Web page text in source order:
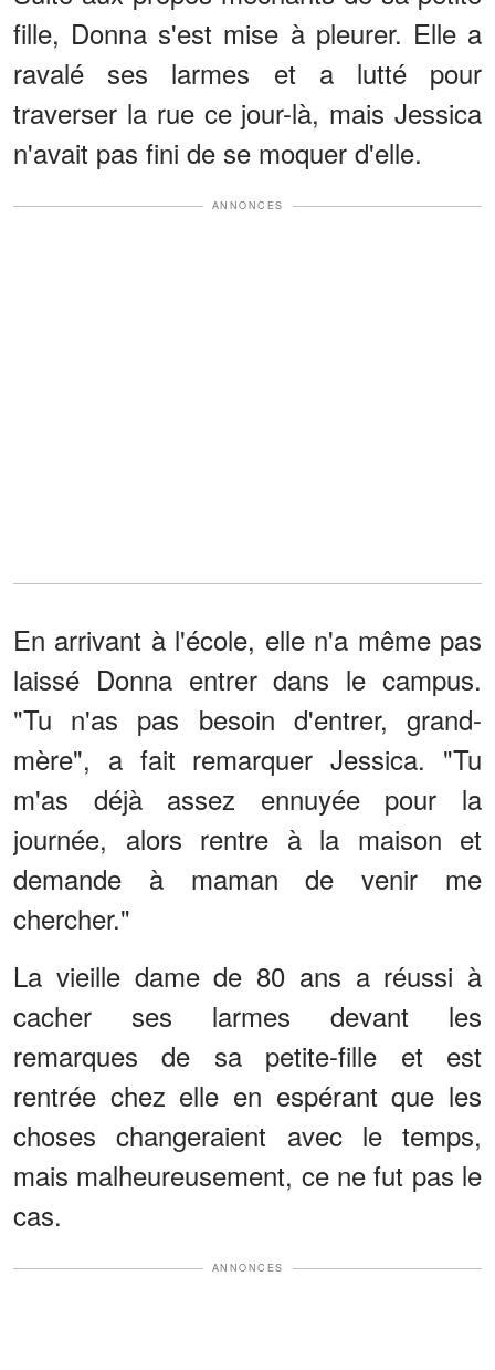
fille, Donna s'est mise à pleurer. Elle a
ravalé ses larmes et a lutté pour
traverser la rue ce jour-là, mais Jessica
n'avait pas fini de se moquer d'elle.
ANNONCES
En arrivant à l'école, elle n'a même pas
laissé Donna entrer dans le campus.
"Tu n'as pas besoin d'entrer, grand-
mère", a fait remarquer Jessica. "Tu
m'as déjà assez ennuyée pour la
journée, alors rentre à la maison et
demande à maman de venir me
chercher."
La vieille dame de 80 ans a réussi à
cacher ses larmes devant les
remarques de sa petite-fille et est
rentrée chez elle en espérant que les
choses changeraient avec le temps,
mais malheureusement, ce ne fut pas le
cas.
ANNONCES